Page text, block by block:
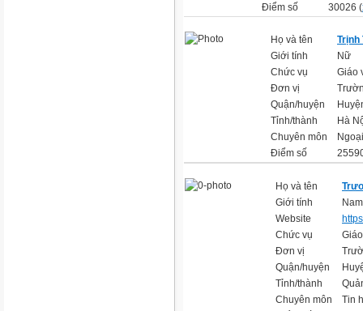
Điểm số
30026 (
Họ và tên
Trịnh
Giới tính
Nữ
Chức vụ
Giáo
Đơn vị
Quận/huyện
Tỉnh/thành
Hà
Chuyên môn
Điểm số
Họ và tên
Giới tính
Nam
Website
Chức vụ
Đơn vị
Quận/huyện
Tỉnh/thành
Chuyên môn
Tin